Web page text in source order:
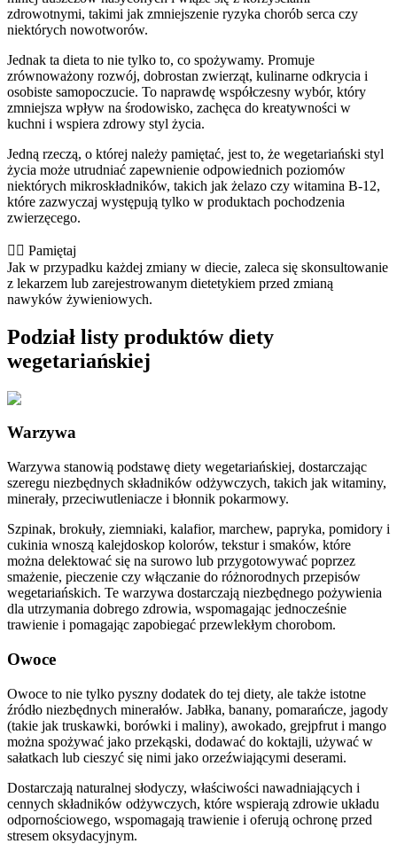
zdrowotnymi, takimi jak zmniejszenie ryzyka chorób serca czy
niektórych nowotworów.
Jednak ta dieta to nie tylko to, co spożywamy. Promuje
zrównoważony rozwój, dobrostan zwierząt, kulinarne odkrycia i
osobiste samopoczucie. To naprawdę współczesny wybór, który
zmniejsza wpływ na środowisko, zachęca do kreatywności w
kuchni i wspiera zdrowy styl życia.
Jedną rzeczą, o której należy pamiętać, jest to, że wegetariański styl
życia może utrudniać zapewnienie odpowiednich poziomów
niektórych mikroskładników, takich jak żelazo czy witamina B-12,
które zazwyczaj występują tylko w produktach pochodzenia
zwierzęcego.
👨‍⚕️️ Pamiętaj
Jak w przypadku każdej zmiany w diecie, zaleca się skonsultowanie
z lekarzem lub zarejestrowanym dietetykiem przed zmianą
nawyków żywieniowych.
Podział listy produktów diety
wegetariańskiej
Warzywa
Warzywa stanowią podstawę diety wegetariańskiej, dostarczając
szeregu niezbędnych składników odżywczych, takich jak witaminy,
minerały, przeciwutleniacze i błonnik pokarmowy.
Szpinak, brokuły, ziemniaki, kalafior, marchew, papryka, pomidory i
cukinia wnoszą kalejdoskop kolorów, tekstur i smaków, które
można delektować się na surowo lub przygotowywać poprzez
smażenie, pieczenie czy włączanie do różnorodnych przepisów
wegetariańskich. Te warzywa dostarczają niezbędnego pożywienia
dla utrzymania dobrego zdrowia, wspomagając jednocześnie
trawienie i pomagając zapobiegać przewlekłym chorobom.
Owoce
Owoce to nie tylko pyszny dodatek do tej diety, ale także istotne
źródło niezbędnych minerałów. Jabłka, banany, pomarańcze, jagody
(takie jak truskawki, borówki i maliny), awokado, grejpfrut i mango
można spożywać jako przekąski, dodawać do koktajli, używać w
sałatkach lub cieszyć się nimi jako orzeźwiającymi deserami.
Dostarczają naturalnej słodyczy, właściwości nawadniających i
cennych składników odżywczych, które wspierają zdrowie układu
odpornościowego, wspomagają trawienie i oferują ochronę przed
stresem oksydacyjnym.